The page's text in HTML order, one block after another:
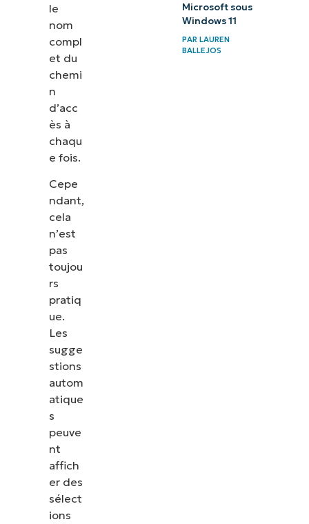
le
nom
compl
et du
chemi
n
d’acc
ès à
chaqu
e fois.
Cepe
ndant,
cela
n’est
pas
toujou
rs
pratiq
ue.
Les
sugge
stions
autom
atique
s
peuve
nt
affich
er des
sélect
ions
Microsoft sous
Windows 11
PAR LAUREN
BALLEJOS